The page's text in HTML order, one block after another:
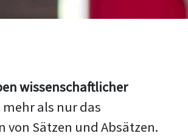
wissenschaftlicher
mehr als nur das
von Sätzen und Absätzen.